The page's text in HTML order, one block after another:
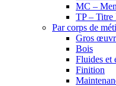
MC –
TP – Titre
Par corps de
Gros
Bois
Fluides et
Finition